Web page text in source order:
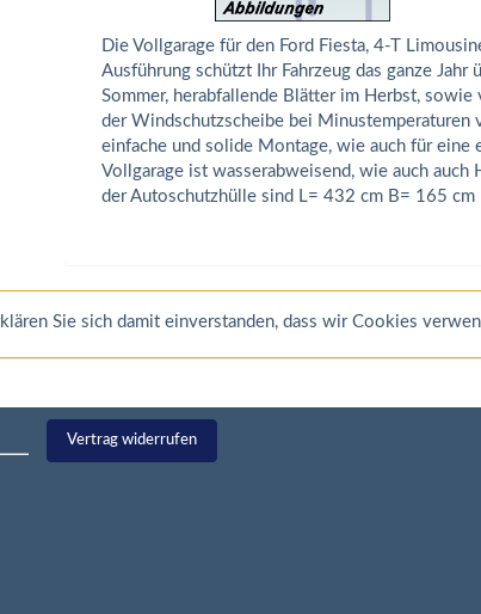
Die Vollgarage für den Ford Fiesta, 4-T
Ausführung schützt Ihr Fahrzeug das ganze Jahr
Sommer, herabfallende Blätter im Herbst,
der Windschutzscheibe bei Minustemperaturen
einfache und solide Montage, wie auch für eine
Vollgarage ist wasserabweisend, wie auch
der Autoschutzhülle sind L= 432 cm B= 165 cm
Sie sich damit einverstanden, dass wir Cookies
Vertrag widerrufen